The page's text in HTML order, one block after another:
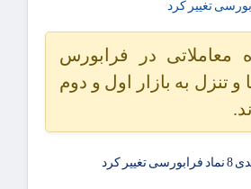
8 ماده معاملاتی در فرابورس
تنزل به بازار اول و دوم